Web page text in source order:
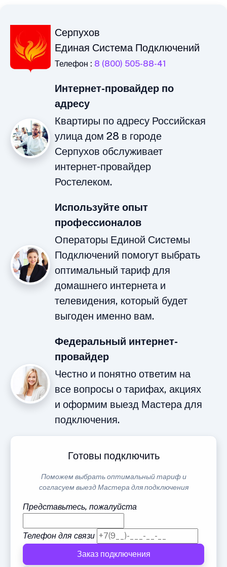
Серпухов
Единая Система Подключений
Телефон : 8 (800) 505-88-41
Интернет-провайдер по
адресу
Квартиры по адресу Российская
улица дом 28 в городе
Серпухов обслуживает
интернет-провайдер
Ростелеком.
Используйте опыт
профессионалов
Операторы Единой Системы
Подключений помогут выбрать
оптимальный тариф для
домашнего интернета и
телевидения, который будет
выгоден именно вам.
Федеральный интернет-
провайдер
Честно и понятно ответим на
все вопросы о тарифах, акциях
и оформим выезд Мастера для
подключения.
Готовы подключить
Поможем выбрать оптимальный тариф и
согласуем выезд Мастера для подключения
Представьтесь, пожалуйста
Телефон для связи
Заказ подключения